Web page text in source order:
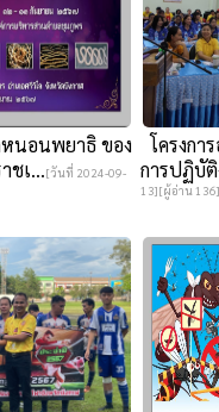
หนอนพยาธิ ของ
ชเ...[วันที่ 2024-09-
โครงก
การปฏิบั
13][ผู้อ่าน 136]